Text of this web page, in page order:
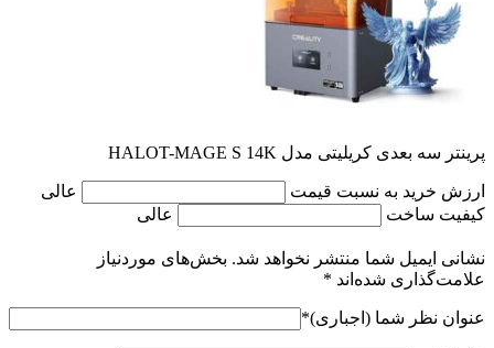
پرینتر سه بعدی کریلیتی مدل HALOT-MAGE S 14K
ارزش خرید به نسبت قیمت
عالی
کیفیت ساخت
عالی
نشانی ایمیل شما منتشر نخواهد شد. بخش‌های موردنیاز
علامت‌گذاری شده‌اند *
عنوان نظر شما (اجباری)*